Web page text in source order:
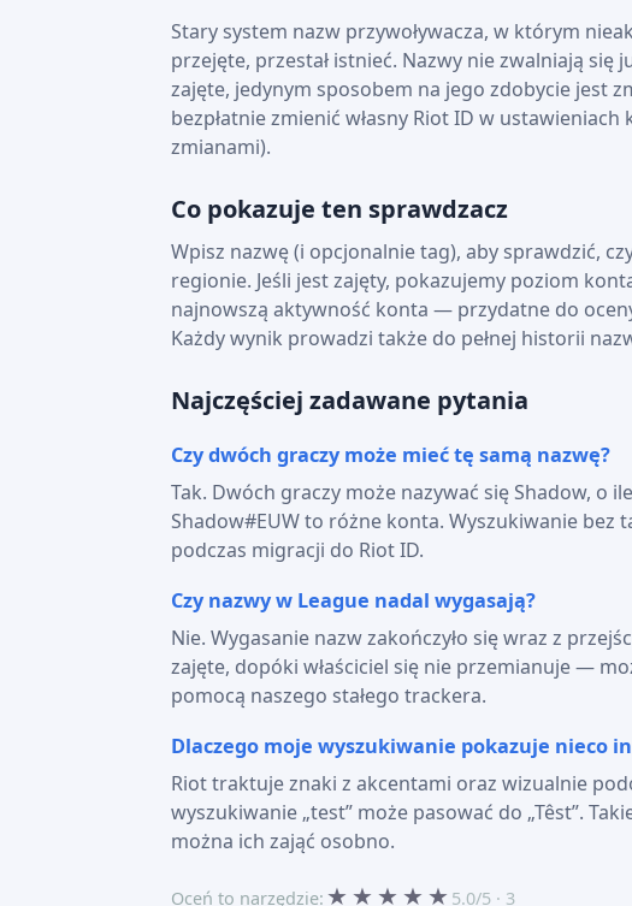
Stary system nazw przywoływacza, w którym
przejęte, przestał istnieć. Nazwy nie zwalniają
zajęte, jedynym sposobem na jego zdobycie jest
bezpłatnie zmienić własny Riot ID w
zmianami).
Co pokazuje ten sprawdzacz
Wpisz nazwę (i opcjonalnie tag), aby sprawdzić,
regionie. Jeśli jest zajęty, pokazujemy poziom
najnowszą aktywność konta — przydatne do
Każdy wynik prowadzi także do pełnej historii
Najczęściej zadawane pytania
Czy dwóch graczy może mieć tę samą nazwę?
Tak. Dwóch graczy może nazywać się Shadow, o
Shadow#EUW to różne konta. Wyszukiwanie
podczas migracji do Riot ID.
Czy nazwy w League nadal wygasają?
Nie. Wygasanie nazw zakończyło się wraz z
zajęte, dopóki właściciel się nie przemianuje —
pomocą naszego stałego trackera.
Dlaczego moje wyszukiwanie pokazuje nieco
Riot traktuje znaki z akcentami oraz wizualnie
wyszukiwanie „test” może pasować do „Têst”.
można ich zająć osobno.
Oceń to narzędzie: ★ ★ ★ ★ ★ 5.0/5 · 3